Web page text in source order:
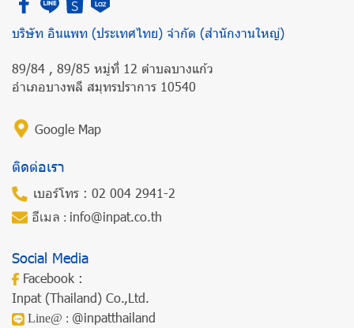
บริษัท อินแพท (ประเทศไทย) จำกัด (สำนักงานใหญ่)
89/84 , 89/85 หมู่ที่ 12 ตำบลบางแก้ว
อำเภอบางพลี สมุทรปราการ 10540
Google Map
ติดต่อเรา
เบอร์โทร : 02 004 2941-2
อีเมล : info@inpat.co.th
Social Media
Facebook :
Inpat (Thailand) Co.,Ltd.
Line@ : @inpatthailand